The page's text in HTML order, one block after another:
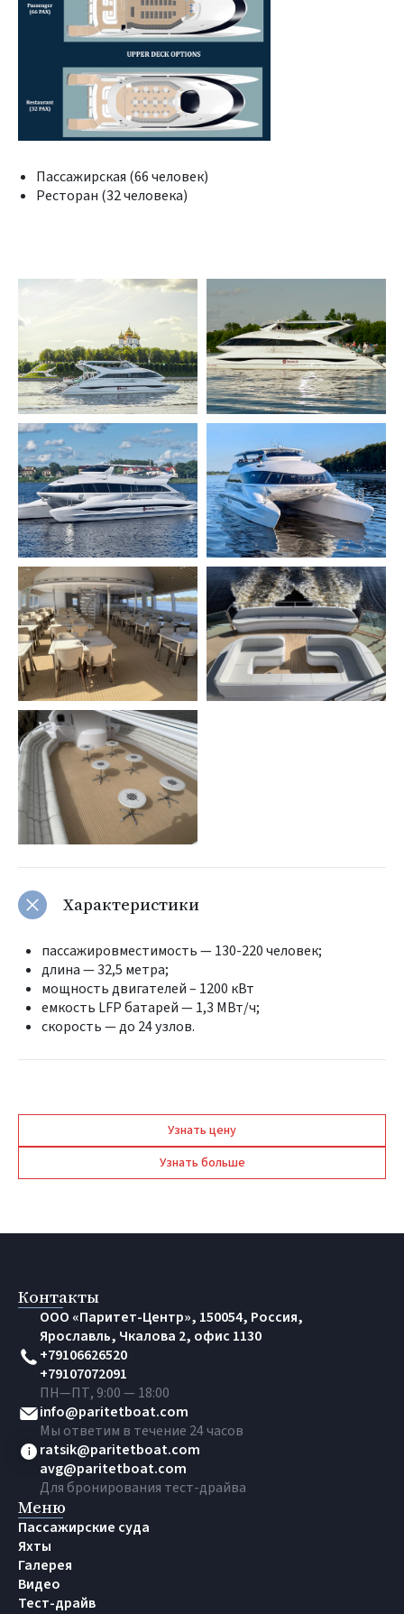
Пассажирская (66 человек)
Ресторан (32 человека)
Характеристики
пассажировместимость — 130-220 человек;
длина — 32,5 метра;
мощность двигателей – 1200 кВт
емкость LFP батарей — 1,3 МВт/ч;
скорость — до 24 узлов.
Узнать цену
Узнать больше
Контакты
OOO «Паритет-Центр», 150054, Россия,
Ярославль, Чкалова 2, офис 1130
+79106626520
+79107072091
ПН—ПТ, 9:00 — 18:00
info@paritetboat.com
Мы ответим в течение 24 часов
ratsik@paritetboat.com
avg@paritetboat.com
Для бронирования тест-драйва
Меню
Пассажирские суда
Яхты
Галерея
Видео
Тест-драйв